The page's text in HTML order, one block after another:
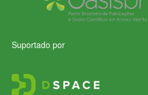
Suportado por